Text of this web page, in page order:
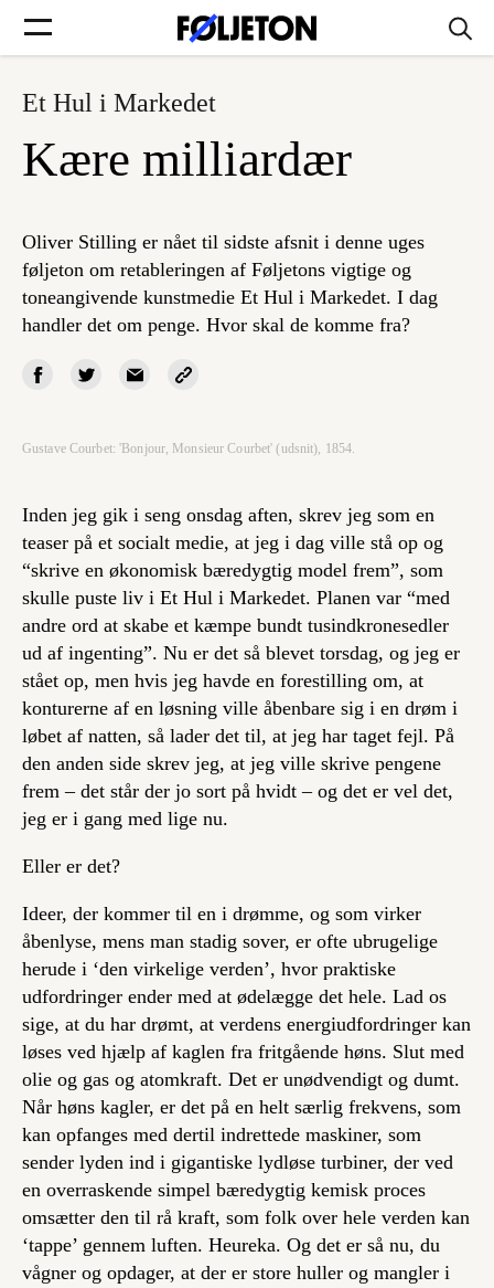
Forsider
Føljetoner
Søg
Min side
Log ind
Et Hul i Markedet
Kære milliardær
Oliver Stilling er nået til sidste afsnit i denne uges
føljeton om retableringen af Føljetons vigtige og
toneangivende kunstmedie Et Hul i Markedet. I dag
handler det om penge. Hvor skal de komme fra?
Gustave Courbet: 'Bonjour, Monsieur Courbet' (udsnit), 1854.
Inden jeg gik i seng onsdag aften, skrev jeg som en
teaser på et socialt medie, at jeg i dag ville stå op og
“skrive en økonomisk bæredygtig model frem”, som
skulle puste liv i Et Hul i Markedet. Planen var “med
andre ord at skabe et kæmpe bundt tusindkronesedler
ud af ingenting”. Nu er det så blevet torsdag, og jeg er
stået op, men hvis jeg havde en forestilling om, at
konturerne af en løsning ville åbenbare sig i en drøm i
løbet af natten, så lader det til, at jeg har taget fejl. På
den anden side skrev jeg, at jeg ville skrive pengene
frem – det står der jo sort på hvidt – og det er vel det,
jeg er i gang med lige nu.
Eller er det?
Ideer, der kommer til en i drømme, og som virker
åbenlyse, mens man stadig sover, er ofte ubrugelige
herude i ‘den virkelige verden’, hvor praktiske
udfordringer ender med at ødelægge det hele. Lad os
sige, at du har drømt, at verdens energiudfordringer kan
løses ved hjælp af kaglen fra fritgående høns. Slut med
olie og gas og atomkraft. Det er unødvendigt og dumt.
Når høns kagler, er det på en helt særlig frekvens, som
kan opfanges med dertil indrettede maskiner, som
sender lyden ind i gigantiske lydløse turbiner, der ved
en overraskende simpel bæredygtig kemisk proces
omsætter den til rå kraft, som folk over hele verden kan
‘tappe’ gennem luften. Heureka. Og det er så nu, du
vågner og opdager, at der er store huller og mangler i